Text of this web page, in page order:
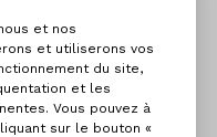
et nos
et utiliserons vos
du site,
et les
Vous pouvez à
sur le bouton «